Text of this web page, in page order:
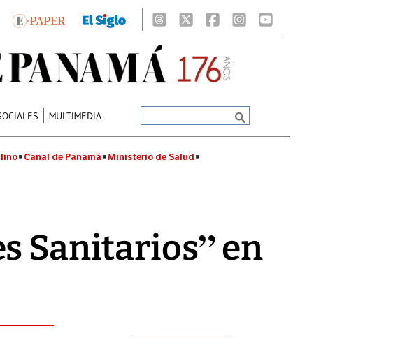
MULTIMEDIA
Canal de Panamá Ministerio de Salud
Sanitarios” en